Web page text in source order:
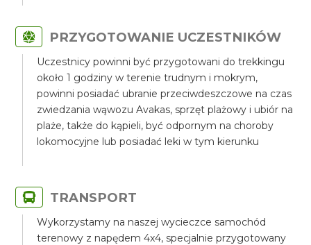
PRZYGOTOWANIE UCZESTNIKÓW
Uczestnicy powinni być przygotowani do trekkingu
około 1 godziny w terenie trudnym i mokrym,
powinni posiadać ubranie przeciwdeszczowe na czas
zwiedzania wąwozu Avakas, sprzęt plażowy i ubiór na
plaże, także do kąpieli, być odpornym na choroby
lokomocyjne lub posiadać leki w tym kierunku
TRANSPORT
Wykorzystamy na naszej wycieczce samochód
terenowy z napędem 4x4, specjalnie przygotowany